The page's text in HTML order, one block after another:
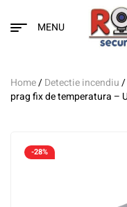
MENU
Home/Detectie incendiu/
prag fix de temperatura –
-28%